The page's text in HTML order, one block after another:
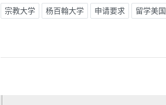
宗教大学 杨百翰大学 申请要求 留学美国